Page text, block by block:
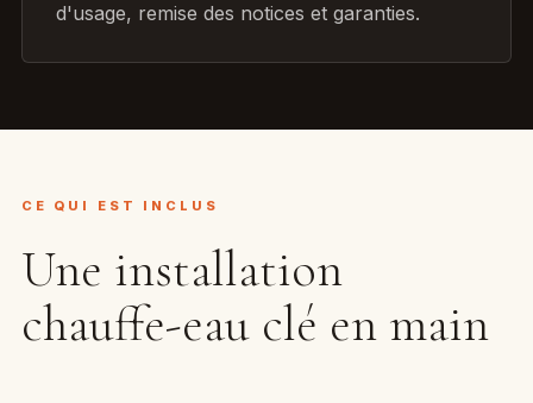
d'usage, remise des notices et garanties.
CE QUI EST INCLUS
Une installation
chauffe-eau clé en main